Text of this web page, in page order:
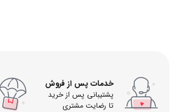
خدمات پس از فروش
پشتیبانی پس از خرید
تا رضایت مشتری